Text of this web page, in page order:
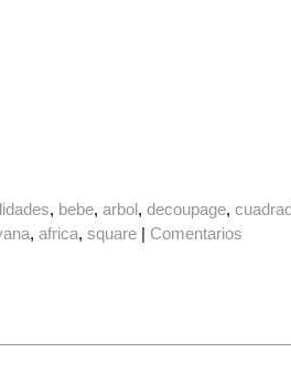
bebe arbol decoupage
africa square | Comentarios